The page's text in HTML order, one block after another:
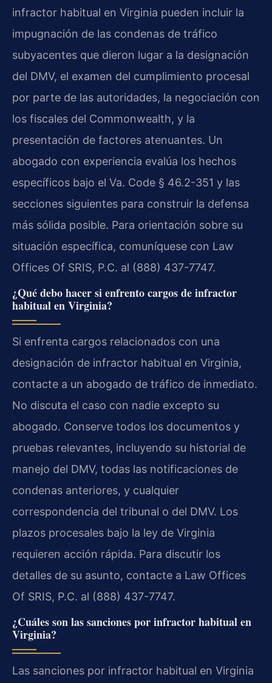
infractor habitual en Virginia pueden incluir la
impugnación de las condenas de tráfico
subyacentes que dieron lugar a la designación
del DMV, el examen del cumplimiento procesal
por parte de las autoridades, la negociación con
los fiscales del Commonwealth, y la
presentación de factores atenuantes. Un
abogado con experiencia evalúa los hechos
específicos bajo el Va. Code § 46.2-351 y las
secciones siguientes para construir la defensa
más sólida posible. Para orientación sobre su
situación específica, comuníquese con Law
Offices Of SRIS, P.C. al (888) 437-7747.
¿Qué debo hacer si enfrento cargos de infractor
habitual en Virginia?
Si enfrenta cargos relacionados con una
designación de infractor habitual en Virginia,
contacte a un abogado de tráfico de inmediato.
No discuta el caso con nadie excepto su
abogado. Conserve todos los documentos y
pruebas relevantes, incluyendo su historial de
manejo del DMV, todas las notificaciones de
condenas anteriores, y cualquier
correspondencia del tribunal o del DMV. Los
plazos procesales bajo la ley de Virginia
requieren acción rápida. Para discutir los
detalles de su asunto, contacte a Law Offices
Of SRIS, P.C. al (888) 437-7747.
¿Cuáles son las sanciones por infractor habitual en
Virginia?
Las sanciones por infractor habitual en Virginia